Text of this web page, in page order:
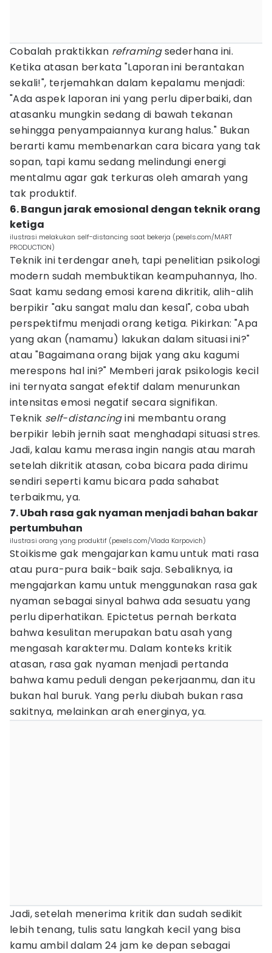
Cobalah praktikkan reframingsederhana ini.
Ketika atasan berkata "Laporan ini berantakan
sekali!", terjemahkan dalam kepalamu menjadi:
"Ada aspek laporan ini yang perlu diperbaiki, dan
atasanku mungkin sedang di bawah tekanan
sehingga penyampaiannya kurang halus." Bukan
berarti kamu membenarkan cara bicara yang tak
sopan, tapi kamu sedang melindungi energi
mentalmu agar gak terkuras oleh amarah yang
tak produktif.
6. Bangun jarak emosional dengan teknik orang
ketiga
ilustrasi melakukan self-distancing saat bekerja (pexels.com/MART
PRODUCTION)
Teknik ini terdengar aneh, tapi penelitian psikologi
modern sudah membuktikan keampuhannya, lho.
Saat kamu sedang emosi karena dikritik, alih-alih
berpikir "aku sangat malu dan kesal", coba ubah
perspektifmu menjadi orang ketiga. Pikirkan: "Apa
yang akan (namamu) lakukan dalam situasi ini?"
atau "Bagaimana orang bijak yang aku kagumi
merespons hal ini?" Memberi jarak psikologis kecil
ini ternyata sangat efektif dalam menurunkan
intensitas emosi negatif secara signifikan.
Teknik self-distancingini membantu orang
berpikir lebih jernih saat menghadapi situasi stres.
Jadi, kalau kamu merasa ingin nangis atau marah
setelah dikritik atasan, coba bicara pada dirimu
sendiri seperti kamu bicara pada sahabat
terbaikmu, ya.
7. Ubah rasa gak nyaman menjadi bahan bakar
pertumbuhan
ilustrasi orang yang produktif (pexels.com/Vlada Karpovich)
Stoikisme gak mengajarkan kamu untuk mati rasa
atau pura-pura baik-baik saja. Sebaliknya, ia
mengajarkan kamu untuk menggunakan rasa gak
nyaman sebagai sinyal bahwa ada sesuatu yang
perlu diperhatikan. Epictetus pernah berkata
bahwa kesulitan merupakan batu asah yang
mengasah karaktermu. Dalam konteks kritik
atasan, rasa gak nyaman menjadi pertanda
bahwa kamu peduli dengan pekerjaanmu, dan itu
bukan hal buruk. Yang perlu diubah bukan rasa
sakitnya, melainkan arah energinya, ya.
Jadi, setelah menerima kritik dan sudah sedikit
lebih tenang, tulis satu langkah kecil yang bisa
kamu ambil dalam 24 jam ke depan sebagai